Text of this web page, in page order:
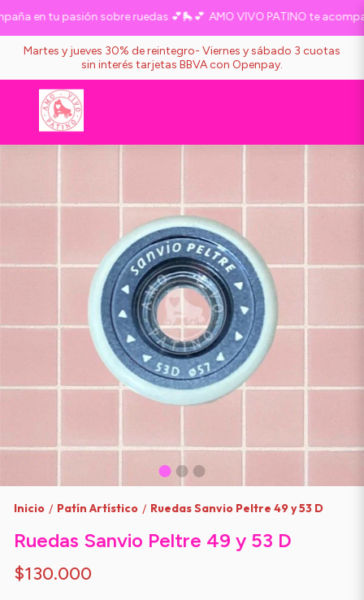
en tu pasión sobre ruedas 💕🛼💕 AMO VIVO PATINO te
Martes y jueves 30% de reintegro- Viernes y sábado 3 cuotas
sin interés tarjetas BBVA con Openpay.
Inicio / Patín Artístico / Ruedas Sanvio Peltre 49 y 53 D
Ruedas Sanvio Peltre 49 y 53 D
$130.000